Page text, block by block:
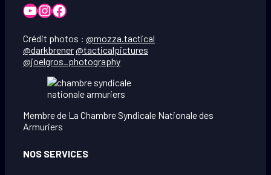
YouTube
Instagram
Facebook
Crédit photos : @mozza.tactical
@darkbrener@tacticalpictures
@joelgros_photography
Membre de La Chambre Syndicale Nationale des
Armuriers
NOS SERVICES